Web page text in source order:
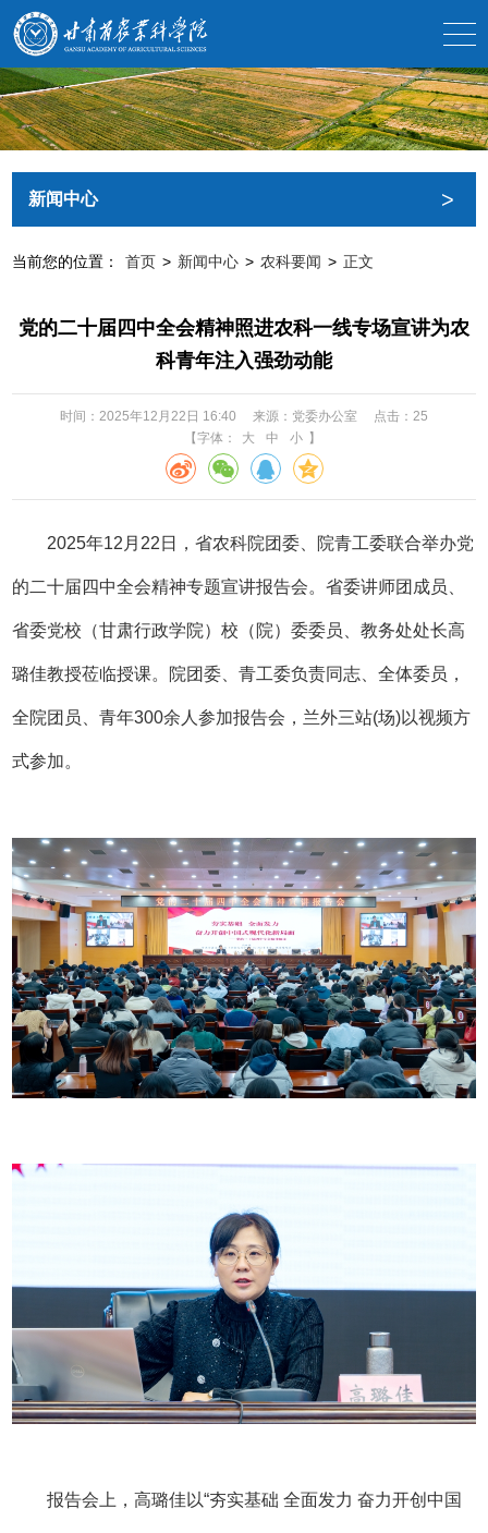
新闻中心 >
当前您的位置： 首页 > 新闻中心 > 农科要闻 > 正文
党的二十届四中全会精神照进农科一线专场宣讲为农
科青年注入强劲动能
时间：2025年12月22日 16:40 来源：党委办公室 点击： 25
【字体：
大 中 小 】
2025年12月22日，省农科院团委、院青工委联合举办党
的二十届四中全会精神专题宣讲报告会。省委讲师团成员、
省委党校（甘肃行政学院）校（院）委委员、教务处处长高
璐佳教授莅临授课。院团委、青工委负责同志、全体委员，
全院团员、青年300余人参加报告会，兰外三站(场)以视频方
式参加。
报告会上，高璐佳以“夯实基础 全面发力 奋力开创中国